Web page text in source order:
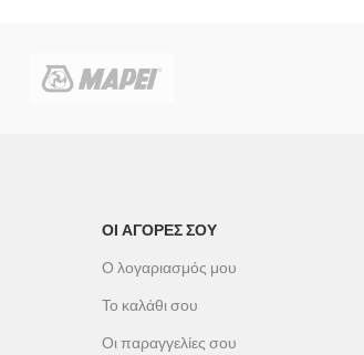
ΟΙ ΑΓΟΡΕΣ ΣΟΥ
Ο λογαριασμός μου
Το καλάθι σου
Οι παραγγελίες σου